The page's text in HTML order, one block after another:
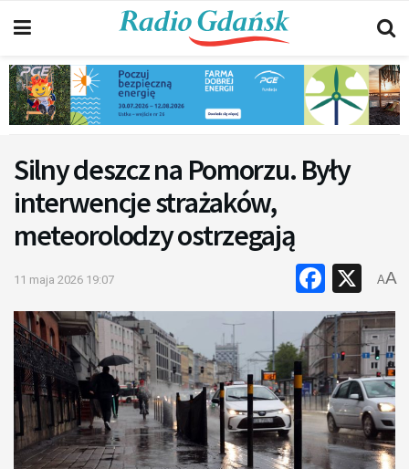
Silny deszcz na Pomorzu. Były
interwencje strażaków,
meteorolodzy ostrzegają
11 maja 2026 19:07 X
AA